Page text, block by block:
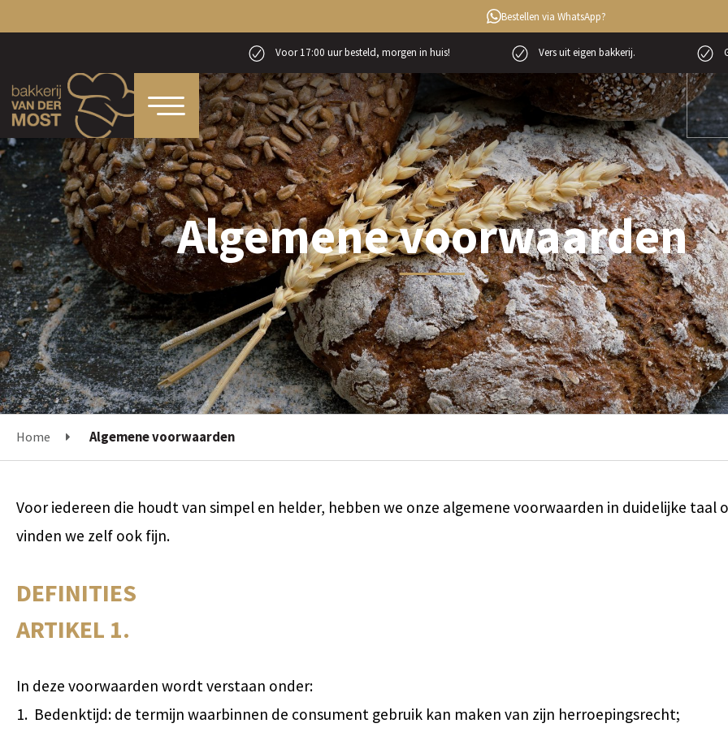
Bestellen via WhatsApp?
Voor 17:00 uur besteld, morgen in huis! Vers uit eigen bakkerij.
Algemene voorwaarden
Home Algemene voorwaarden
Voor iedereen die houdt van simpel en helder, hebben we onze algemene voorwaarden in duidelijke taal
vinden we zelf ook fijn.
DEFINITIES
ARTIKEL 1.
In deze voorwaarden wordt verstaan onder:
1. Bedenktijd: de termijn waarbinnen de consument gebruik kan maken van zijn herroepingsrecht;